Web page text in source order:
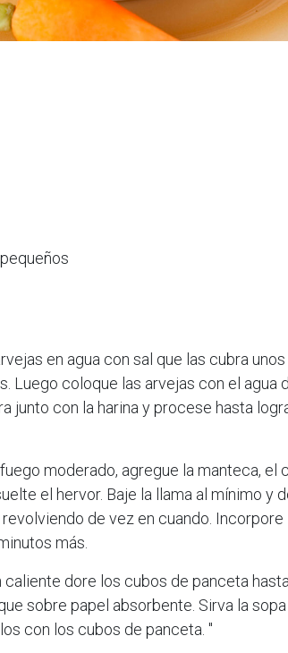
en agua con sal que las cubra
Luego coloque las arvejas con el agua
junto con la harina y procese hasta
moderado, agregue la manteca, el
el hervor. Baje la llama al mínimo y
de vez en cuando. Incorpore
más.
dore los cubos de panceta
sobre papel absorbente. Sirva la sopa
con los cubos de panceta. "